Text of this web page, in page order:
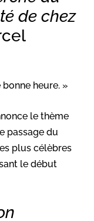
de chez
heure. »
le thème
passage du
plus célèbres
le début